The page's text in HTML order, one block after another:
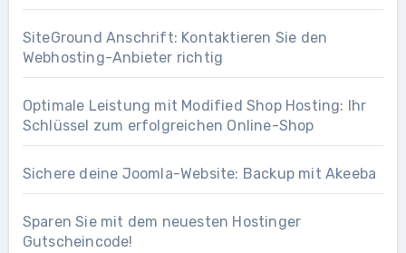
SiteGround Anschrift: Kontaktieren Sie den
Webhosting-Anbieter richtig
Optimale Leistung mit Modified Shop Hosting: Ihr
Schlüssel zum erfolgreichen Online-Shop
Sichere deine Joomla-Website: Backup mit Akeeba
Sparen Sie mit dem neuesten Hostinger
Gutscheincode!